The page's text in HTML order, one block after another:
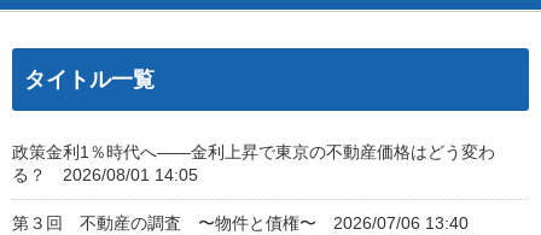
タイトル一覧
政策金利1％時代へ――金利上昇で東京の不動産価格はどう変わ
る？ 2026/08/01 14:05
第３回 不動産の調査 〜物件と債権〜 2026/07/06 13:40